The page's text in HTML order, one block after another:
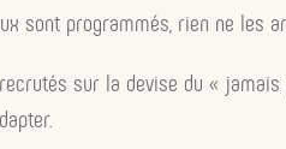
sont programmés, rien ne les
sur la devise du «